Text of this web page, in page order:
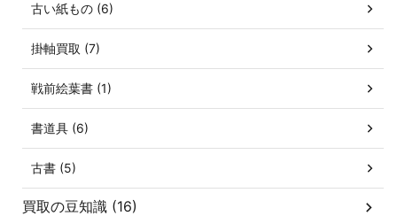
古い紙もの (6)
掛軸買取 (7)
戦前絵葉書 (1)
書道具 (6)
古書 (5)
買取の豆知識 (16)